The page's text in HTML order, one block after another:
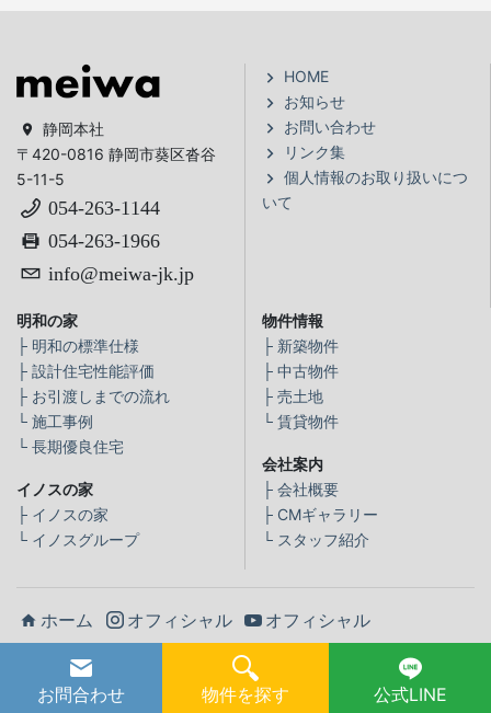
お問合わせ 物件を探す 公式LINE
静岡本社
〒420-0816 静岡市葵区沓谷
5-11-5
054-263-1144
054-263-1966
info@meiwa-jk.jp
HOME
お知らせ
お問い合わせ
リンク集
個人情報のお取り扱いにつ
いて
明和の家
├ 明和の標準仕様
├ 設計住宅性能評価
├ お引渡しまでの流れ
└ 施工事例
└ 長期優良住宅
イノスの家
├ イノスの家
└ イノスグループ
物件情報
├ 新築物件
├ 中古物件
├ 売土地
└ 賃貸物件
会社案内
├ 会社概要
├ CMギャラリー
└ スタッフ紹介
ホーム オフィシャル
オフィシャル
©Meiwa Juutaku Inc.